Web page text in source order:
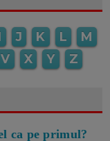
J K L
M
V X Y Z
ca pe primul?